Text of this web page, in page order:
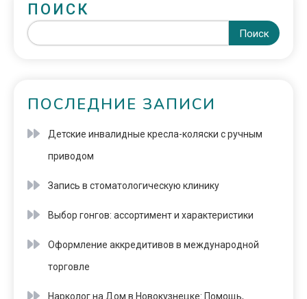
ПОИСК
Поиск
ПОСЛЕДНИЕ ЗАПИСИ
Детские инвалидные кресла-коляски с ручным
приводом
Запись в стоматологическую клинику
Выбор гонгов: ассортимент и характеристики
Оформление аккредитивов в международной
торговле
Нарколог на Дом в Новокузнецке: Помощь,